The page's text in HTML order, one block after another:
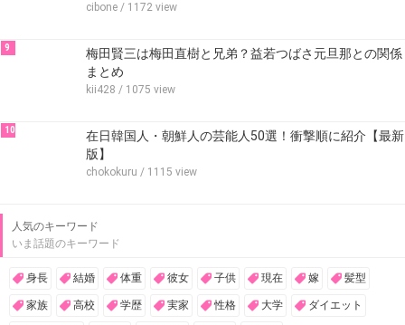
cibone / 1172 view
9
梅田賢三は梅田直樹と兄弟？益若つばさ元旦那との関係
まとめ
kii428 / 1075 view
10
在日韓国人・朝鮮人の芸能人50選！衝撃順に紹介【最新
版】
chokokuru / 1115 view
人気のキーワード
いま話題のキーワード
身長 結婚 体重 彼女 子供 現在 嫁 髪型
家族 高校 学歴 実家 性格 大学 ダイエット